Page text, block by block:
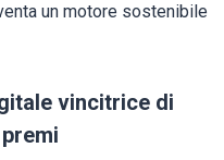
un motore sostenibile
vincitrice di